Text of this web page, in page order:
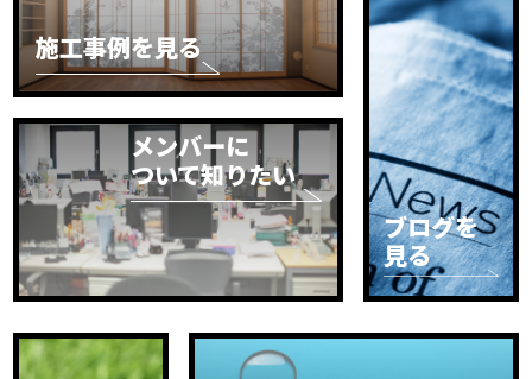
施工事例を見る
メンバーに
ついて知りたい
ブログを
見る